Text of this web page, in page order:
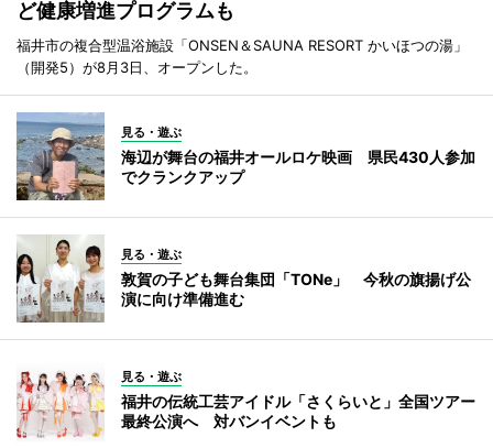
ど健康増進プログラムも
福井市の複合型温浴施設「ONSEN＆SAUNA RESORT かいほつの湯」
（開発5）が8月3日、オープンした。
見る・遊ぶ
海辺が舞台の福井オールロケ映画 県民430人参加
でクランクアップ
見る・遊ぶ
敦賀の子ども舞台集団「TONe」 今秋の旗揚げ公
演に向け準備進む
見る・遊ぶ
福井の伝統工芸アイドル「さくらいと」全国ツアー
最終公演へ 対バンイベントも